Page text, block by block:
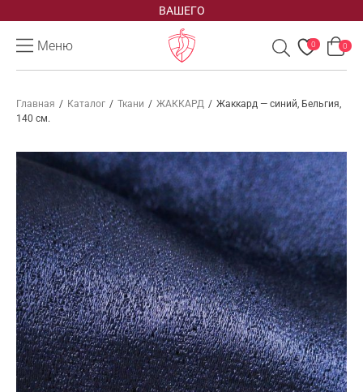
ВАШЕГО
Меню 0 0
Главная / Каталог / Ткани / ЖАККАРД / Жаккард — синий, Бельгия,
140 см.